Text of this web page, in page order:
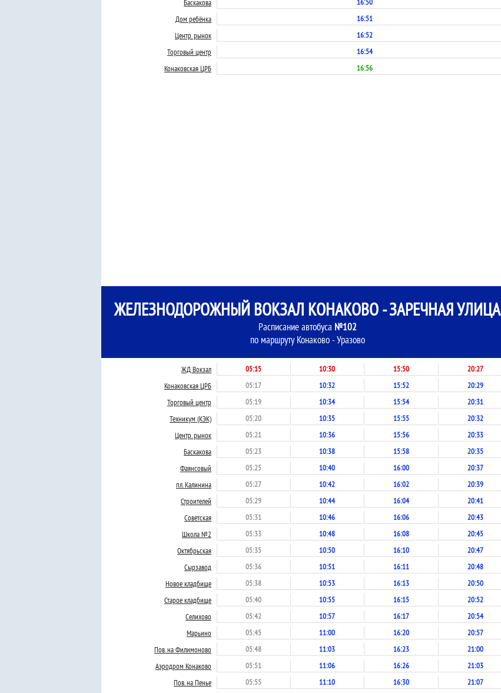
Баскакова
16:50
Дом ребёнка
16:51
Центр. рынок
16:52
Торговый центр
16:54
Конаковская ЦРБ
16:56
ЖЕЛЕЗНОДОРОЖНЫЙ ВОКЗАЛ КОНАКОВО - ЗАРЕЧНАЯ УЛИЦА
Расписание автобуса №102
по маршруту Конаково - Уразово
ЖД Вокзал 05:15 10:30 15:50
20:27
Конаковская ЦРБ
05:17 10:32 15:52
20:29
Торговый центр
05:19 10:34 15:54
20:31
Техникум (КЭК)
05:20 10:35 15:55
20:32
Центр. рынок
05:21 10:36 15:56
20:33
Баскакова
05:23 10:38 15:58
20:35
Фаянсовый
05:25 10:40 16:00
20:37
пл. Калинина
05:27 10:42 16:02
20:39
Строителей
05:29 10:44 16:04
20:41
Советская
05:31 10:46 16:06
20:43
Школа №2
05:33 10:48 16:08
20:45
Октябрьская
05:35 10:50 16:10
20:47
Сырзавод
05:36 10:51 16:11
20:48
Новое кладбище
05:38 10:53 16:13
20:50
Старое кладбище
05:40 10:55 16:15
20:52
Селихово
05:42 10:57 16:17
20:54
Марьино
05:45 11:00 16:20
20:57
Пов. на Филимоново
05:48 11:03 16:23
21:00
Аэродром Конаково
05:51 11:06 16:26
21:03
Пов. на Пенье
05:55 11:10 16:30
21:07